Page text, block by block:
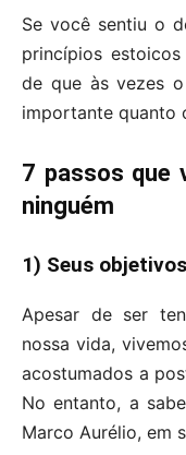
Se você sentiu o
princípios
de que às vezes
importante quanto
7 passos que
ninguém
1) Seus
Apesar de ser
nossa vida,
acostumados a
No entanto, a
Marco Aurélio, em